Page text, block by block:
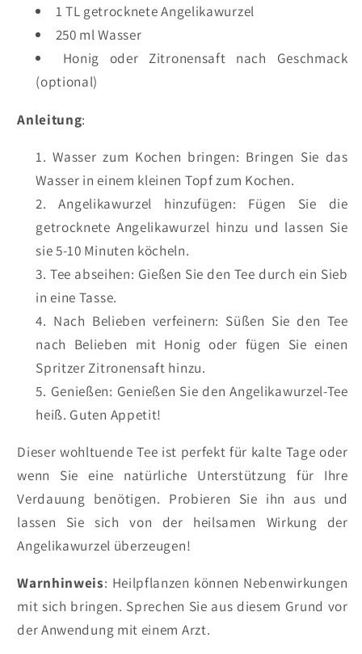
1 TL getrocknete Angelikawurzel
250 ml Wasser
Honig oder Zitronensaft nach Geschmack
(optional)
Anleitung:
Wasser zum Kochen bringen: Bringen Sie das
Wasser in einem kleinen Topf zum Kochen.
Angelikawurzel hinzufügen: Fügen Sie die
getrocknete Angelikawurzel hinzu und lassen Sie
sie 5-10 Minuten köcheln.
Tee abseihen: Gießen Sie den Tee durch ein Sieb
in eine Tasse.
Nach Belieben verfeinern: Süßen Sie den Tee
nach Belieben mit Honig oder fügen Sie einen
Spritzer Zitronensaft hinzu.
Genießen: Genießen Sie den Angelikawurzel-Tee
heiß. Guten Appetit!
Dieser wohltuende Tee ist perfekt für kalte Tage oder
wenn Sie eine natürliche Unterstützung für Ihre
Verdauung benötigen. Probieren Sie ihn aus und
lassen Sie sich von der heilsamen Wirkung der
Angelikawurzel überzeugen!
Warnhinweis: Heilpflanzen können Nebenwirkungen
mit sich bringen. Sprechen Sie aus diesem Grund vor
der Anwendung mit einem Arzt.